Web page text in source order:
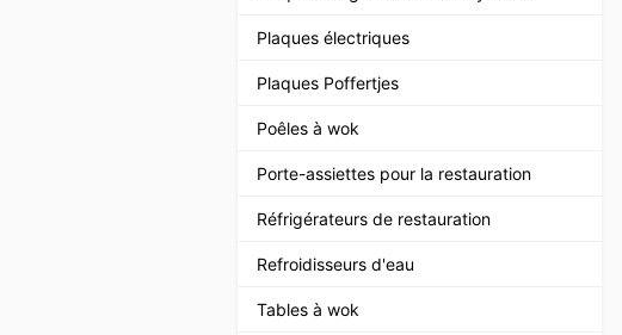
Plaques électriques
Plaques Poffertjes
Poêles à wok
Porte-assiettes pour la restauration
Réfrigérateurs de restauration
Refroidisseurs d'eau
Tables à wok